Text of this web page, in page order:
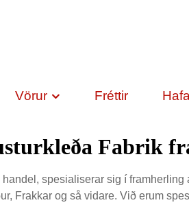
Vörur Fréttir
Fabrik
spesialiserar sig í
Frakkar og så vidare. Við erum